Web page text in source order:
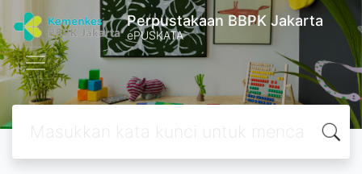
Perpustakaan BBPK Jakarta
ePUSKATA